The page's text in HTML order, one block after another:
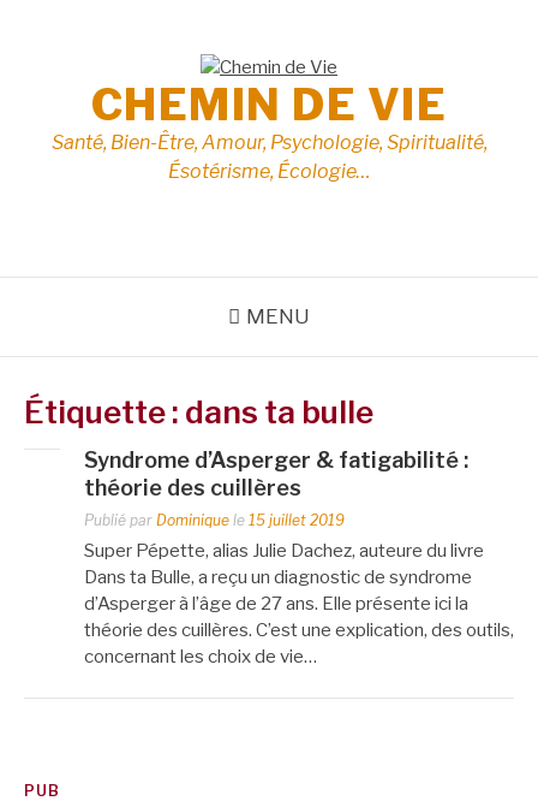
CHEMIN DE VIE
Santé, Bien-Être, Amour, Psychologie, Spiritualité,
Ésotérisme, Écologie…
MENU
Étiquette : dans ta bulle
Syndrome d’Asperger & fatigabilité :
théorie des cuillères
Publié par Dominique le 15 juillet 2019
Super Pépette, alias Julie Dachez, auteure du livre
Dans ta Bulle, a reçu un diagnostic de syndrome
d’Asperger à l’âge de 27 ans. Elle présente ici la
théorie des cuillères. C’est une explication, des outils,
concernant les choix de vie…
PUB